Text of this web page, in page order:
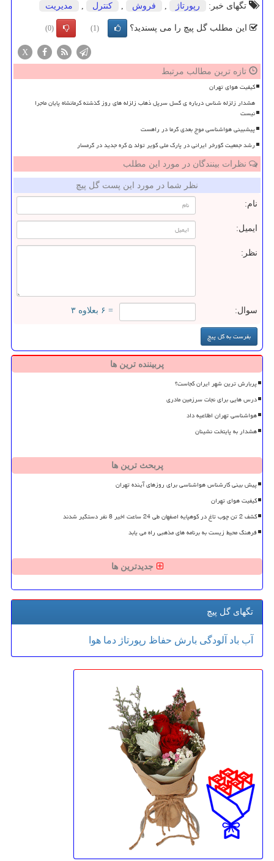
تگهای خبر:
رپورتاژ فروش كنترل مدیریت
این مطلب گل پیچ را می پسندید؟ (1)
(0)
X
تازه ترین مطالب مرتبط
کیفیت هوای تهران
هشدار زلزله شناس درباره ی گسل سرپل ذهاب زلزله های روز گذشته کرمانشاه پایان ماجرا
نیست
پیشبینی هواشناسی موج بعدی گرما در راهست
رشد جمعیت گورخر ایرانی در پارک ملی کویر تولد ۵ کره جدید در گرمسار
نظرات بینندگان در مورد این مطلب
نظر شما در مورد این پست گل پیچ
نام:
ایمیل:
نظر:
سوال: = ۶ بعلاوه ۳
پربیننده ترین ها
پربارش ترین شهر ایران کجاست؟
درس هایی برای نجات سرزمین مادری
هواشناسی تهران اطلاعیه داد
هشدار به پایتخت نشینان
پربحث ترین ها
پیش بینی کارشناس هواشناسی برای روزهای آینده تهران
کیفیت هوای تهران
کشف 2 تن چوب تاغ در کوهپایه اصفهان طی 24 ساعت اخیر 8 نفر دستگیر شدند
فرهنگ محیط زیست به برنامه های مذهبی راه می یابد
جدیدترین ها
تگهای گل پیچ
آب باد آلودگی بارش حفاظ رپورتاژ دما هوا